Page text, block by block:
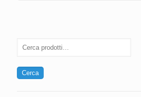
Cerca